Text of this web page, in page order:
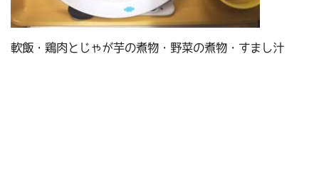
軟飯・鶏肉とじゃが芋の煮物・野菜の煮物・すまし汁